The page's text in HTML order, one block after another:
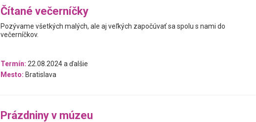
Čítané večerníčky
Pozývame všetkých malých, ale aj veľkých započúvať sa spolu s nami do
večerníčkov.
Termín: 22.08.2024 a ďalšie
Mesto: Bratislava
Prázdniny v múzeu